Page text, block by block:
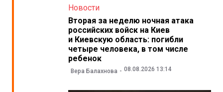
Новости
Вторая за неделю ночная атака
российских войск на Киев
и Киевскую область: погибли
четыре человека, в том числе
ребенок
Вера Балахнова 08.08.2026 13:14